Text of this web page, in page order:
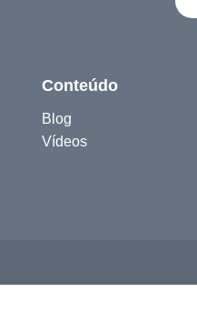
Conteúdo
Blog
Vídeos